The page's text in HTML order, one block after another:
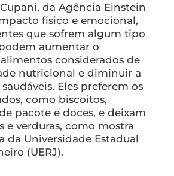
da Agência Einstein
físico e emocional,
que sofrem algum tipo
aumentar o
considerados de
nutricional e diminuir a
Eles preferem os
como biscoitos,
pacote e doces, e deixam
e verduras, como mostra
da Universidade Estadual
(UERJ).